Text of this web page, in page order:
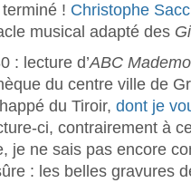
! Christophe
musical adapté des
: lecture d’ABC
du centre ville de
du Tiroir, dont je
ci, contrairement à
je ne sais pas encore
: les belles gravures